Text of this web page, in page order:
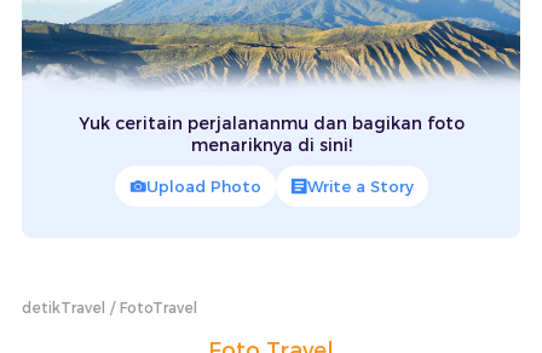
Yuk ceritain perjalananmu dan bagikan foto
menariknya di sini!
Upload Photo Write a Story
detikTravel FotoTravel